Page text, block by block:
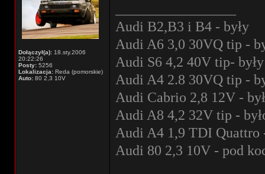
Dołączył(a): 18.sty.2006
20:22:26
Posty: 5256
Lokalizacja: Reda (pomorskie)
Auto: 80 2,3 10V
Audi B2,B3 i B4 - były
Audi A6 3,0 30VQ tip -
Audi S6 4,2 40V tip- były
Audi A4 2.8 30VQ tip -
Audi Cabrio 2,8 12V -
Audi A8 4,2 32V tip -
Audi A4 1,9 TDI Quattro
Audi 80 2,3 10V - pod